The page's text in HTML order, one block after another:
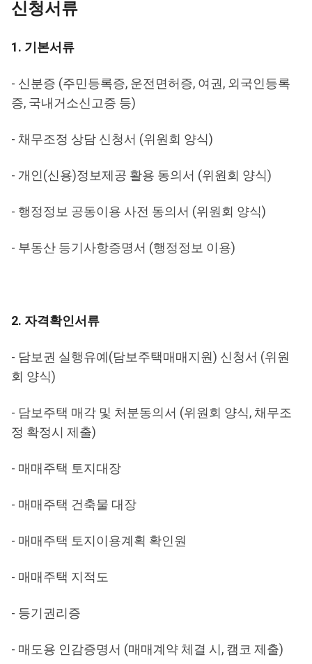
신청서류
1. 기본서류
- 신분증 (주민등록증, 운전면허증, 여권, 외국인등록
증, 국내거소신고증 등)
- 채무조정 상담 신청서 (위원회 양식)
- 개인(신용)정보제공 활용 동의서 (위원회 양식)
- 행정정보 공동이용 사전 동의서 (위원회 양식)
- 부동산 등기사항증명서 (행정정보 이용)
2. 자격확인서류
- 담보권 실행유예(담보주택매매지원) 신청서 (위원
회 양식)
- 담보주택 매각 및 처분동의서 (위원회 양식, 채무조
정 확정시 제출)
- 매매주택 토지대장
- 매매주택 건축물 대장
- 매매주택 토지이용계획 확인원
- 매매주택 지적도
- 등기권리증
- 매도용 인감증명서 (매매계약 체결 시, 캠코 제출)